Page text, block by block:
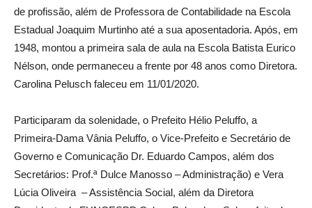
de profissão, além de Professora de Contabilidade na Escola
Estadual Joaquim Murtinho até a sua aposentadoria. Após, em
1948, montou a primeira sala de aula na Escola Batista Eurico
Nélson, onde permaneceu a frente por 48 anos como Diretora.
Carolina Pelusch faleceu em 11/01/2020.
Participaram da solenidade, o Prefeito Hélio Peluffo, a
Primeira-Dama Vânia Peluffo, o Vice-Prefeito e Secretário de
Governo e Comunicação Dr. Eduardo Campos, além dos
Secretários: Prof.ª Dulce Manosso – Administração) e Vera
Lúcia Oliveira – Assistência Social, além da Diretora